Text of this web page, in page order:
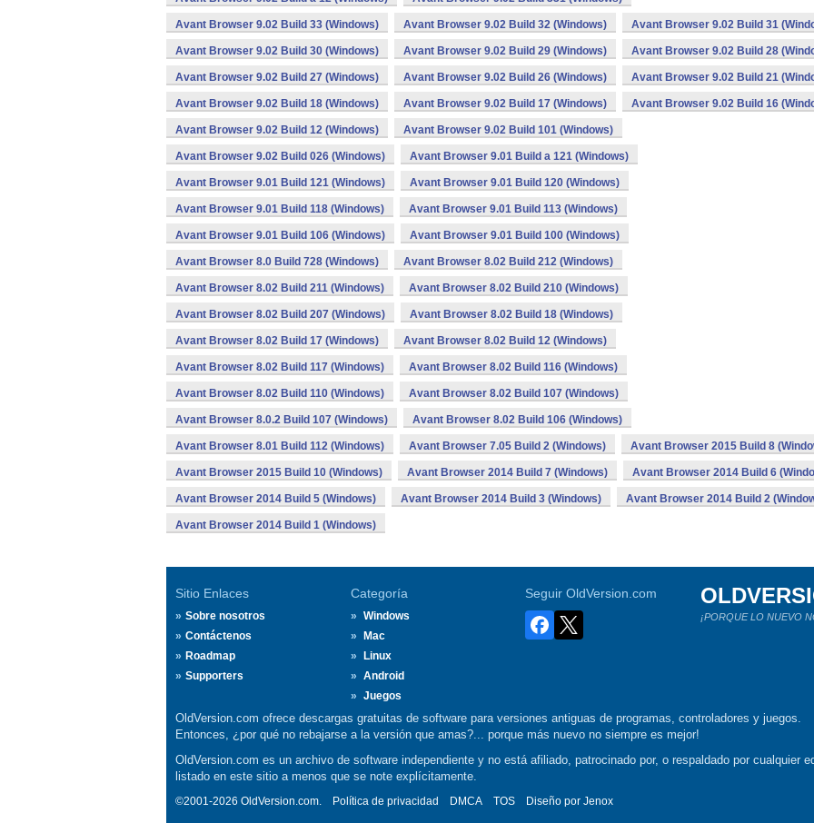
Avant Browser 9.02 Build 33 (Windows) Avant Browser 9.02 Build 32 (Windows) Avant Browser 9.02 Build 31
Avant Browser 9.02 Build 30 (Windows) Avant Browser 9.02 Build 29 (Windows) Avant Browser 9.02 Build 28
Avant Browser 9.02 Build 27 (Windows) Avant Browser 9.02 Build 26 (Windows) Avant Browser 9.02 Build 21
Avant Browser 9.02 Build 18 (Windows) Avant Browser 9.02 Build 17 (Windows) Avant Browser 9.02 Build 16
Avant Browser 9.02 Build 12 (Windows) Avant Browser 9.02 Build 101 (Windows)
Avant Browser 9.02 Build 026 (Windows) Avant Browser 9.01 Build a 121 (Windows)
Avant Browser 9.01 Build 121 (Windows) Avant Browser 9.01 Build 120 (Windows)
Avant Browser 9.01 Build 118 (Windows) Avant Browser 9.01 Build 113 (Windows)
Avant Browser 9.01 Build 106 (Windows) Avant Browser 9.01 Build 100 (Windows)
Avant Browser 8.0 Build 728 (Windows) Avant Browser 8.02 Build 212 (Windows)
Avant Browser 8.02 Build 211 (Windows) Avant Browser 8.02 Build 210 (Windows)
Avant Browser 8.02 Build 207 (Windows) Avant Browser 8.02 Build 18 (Windows)
Avant Browser 8.02 Build 17 (Windows) Avant Browser 8.02 Build 12 (Windows)
Avant Browser 8.02 Build 117 (Windows) Avant Browser 8.02 Build 116 (Windows)
Avant Browser 8.02 Build 110 (Windows) Avant Browser 8.02 Build 107 (Windows)
Avant Browser 8.0.2 Build 107 (Windows) Avant Browser 8.02 Build 106 (Windows)
Avant Browser 8.01 Build 112 (Windows) Avant Browser 7.05 Build 2 (Windows) Avant Browser 2015 Build 8
Avant Browser 2015 Build 10 (Windows) Avant Browser 2014 Build 7 (Windows) Avant Browser 2014 Build 6
Avant Browser 2014 Build 5 (Windows) Avant Browser 2014 Build 3 (Windows) Avant Browser 2014 Build 2
Avant Browser 2014 Build 1 (Windows)
Sitio Enlaces
Sobre nosotros
Contáctenos
Roadmap
Supporters
Categoría
Windows
Mac
Linux
Android
Juegos
Seguir OldVersion.com
¡PORQUE LO NUEVO
OldVersion.com ofrece descargas gratuitas de software para versiones antiguas de programas, controladores y juegos.
Entonces, ¿por qué no rebajarse a la versión que amas?... porque más nuevo no siempre es mejor!
OldVersion.com es un archivo de software independiente y no está afiliado, patrocinado por, o respaldado por cualquier
listado en este sitio a menos que se note explícitamente.
©2001-2026 OldVersion.com. Política de privacidad DMCA TOS Diseño por Jenox